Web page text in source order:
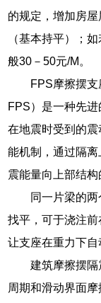
的规定，增加房
（基本持平）；
般30－50元/M。
FPS摩擦摆
FPS）是一种先
在地震时受到的
能机制，通过隔
震能量向上部结构
同一片梁的
找平，可于浇注前
让支座在重力下自
建筑摩擦摆
周期和滑动界面